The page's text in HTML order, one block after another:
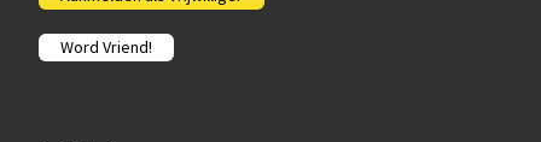
Word Vriend!